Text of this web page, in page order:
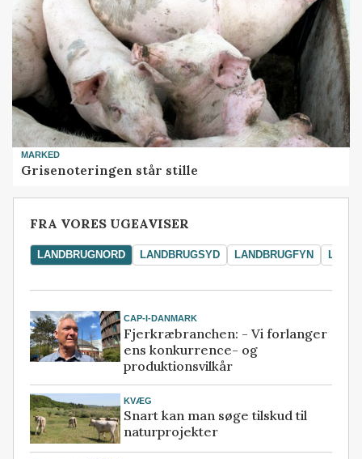
MARKED
Grisenoteringen står stille
FRA VORES UGEAVISER
LANDBRUGNORD LANDBRUGSYD LANDBRUGFYN
CAP-I-DANMARK
Fjerkræbranchen: - Vi forlanger
ens konkurrence- og
produktionsvilkår
KVÆG
Snart kan man søge tilskud til
naturprojekter